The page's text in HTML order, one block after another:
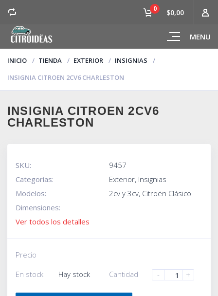
MENU
0 $0,00
INICIO TIENDA EXTERIOR
INSIGNIAS
INSIGNIA CITROEN 2CV6 CHARLESTON
INSIGNIA CITROEN 2CV6
CHARLESTON
SKU:
9457
Categorias:
Exterior, Insignias
Modelos:
2cv y 3cv, Citroën Clásico
Dimensiones:
Ver todos los detalles
Precio
En stock
Hay stock Cantidad - +